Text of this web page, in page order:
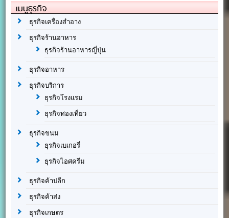
เมนูธุรกิจ
ธุรกิจเครื่องสำอาง
ธุรกิจร้านอาหาร
ธุรกิจร้านอาหารญี่ปุ่น
ธุรกิจอาหาร
ธุรกิจบริการ
ธุรกิจโรงแรม
ธุรกิจท่องเที่ยว
ธุรกิจขนม
ธุรกิจเบเกอรี่
ธุรกิจไอศครีม
ธุรกิจค้าปลีก
ธุรกิจค้าส่ง
ธุรกิจเกษตร